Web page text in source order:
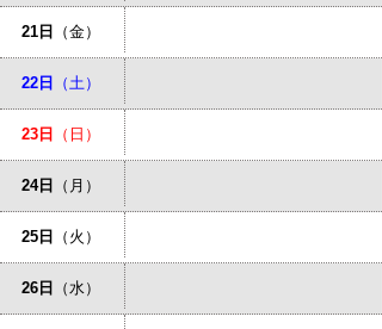
21日 （金）
22日 （土）
23日 （日）
24日 （月）
25日 （火）
26日 （水）